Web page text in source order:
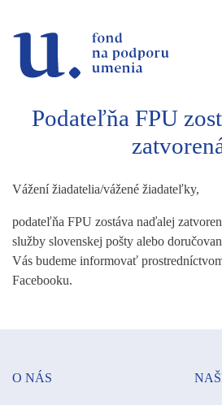
Podateľňa FPU
Vážení žiadatelia/vážené žiadateľky,
podateľňa FPU zostáva naďalej
služby slovenskej pošty alebo
Vás budeme informovať
Facebooku.
O NÁS